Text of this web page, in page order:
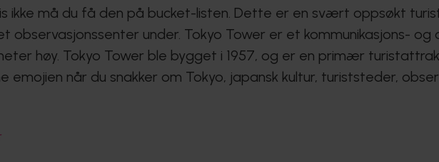
ikke må du få den på bucket-listen. Dette er en svært oppsøkt
under. Tokyo Tower er et kommunikasjons-
høy. Tokyo Tower ble bygget i 1957, og er en primær
emojien når du snakker om Tokyo, japansk kultur, turiststeder,